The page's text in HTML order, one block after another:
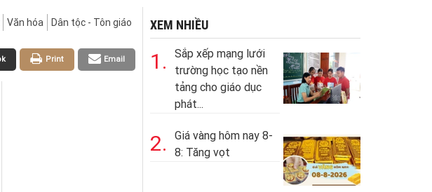
Văn hóa Dân tộc - Tôn giáo
Email
Print
XEM NHIỀU
1.
Sắp xếp mạng lưới
trường học tạo nền
tảng cho giáo dục
phát...
2.
Giá vàng hôm nay 8-
8: Tăng vọt